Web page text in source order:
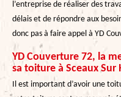
l’entreprise de réaliser des
délais et de répondre aux
donc pas à faire appel à YD
YD Couverture 72, la
sa toiture à Sceaux Sur
Il est important d’avoir une